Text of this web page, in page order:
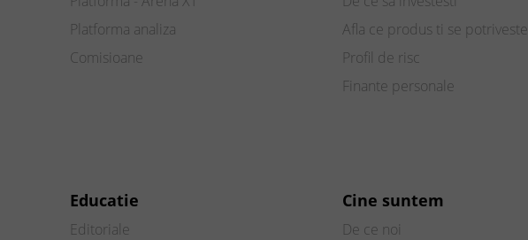
Platforma analiza
Comisioane
Afla ce produs ti se potriveste
Profil de risc
Finante personale
Educatie
Editoriale
Cine suntem
De ce noi